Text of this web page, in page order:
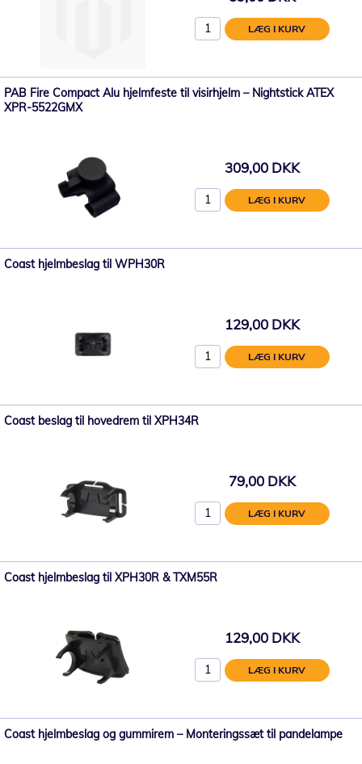
LÆG I KURV
PAB Fire Compact Alu hjelmfeste til visirhjelm – Nightstick ATEX
XPR-5522GMX
309,00 DKK
LÆG I KURV
Coast hjelmbeslag til WPH30R
129,00 DKK
LÆG I KURV
Coast beslag til hovedrem til XPH34R
79,00 DKK
LÆG I KURV
Coast hjelmbeslag til XPH30R & TXM55R
129,00 DKK
LÆG I KURV
Coast hjelmbeslag og gummirem – Monteringssæt til pandelampe